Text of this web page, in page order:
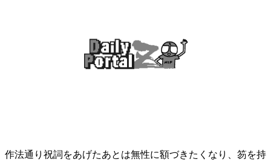
作法通り祝詞をあげたあとは無性に額づきたくなり、笏を持